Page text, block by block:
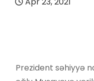
Prezident səhiyyə